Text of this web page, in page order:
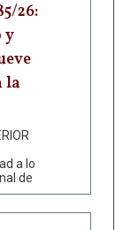
26:
y
la
a lo
de